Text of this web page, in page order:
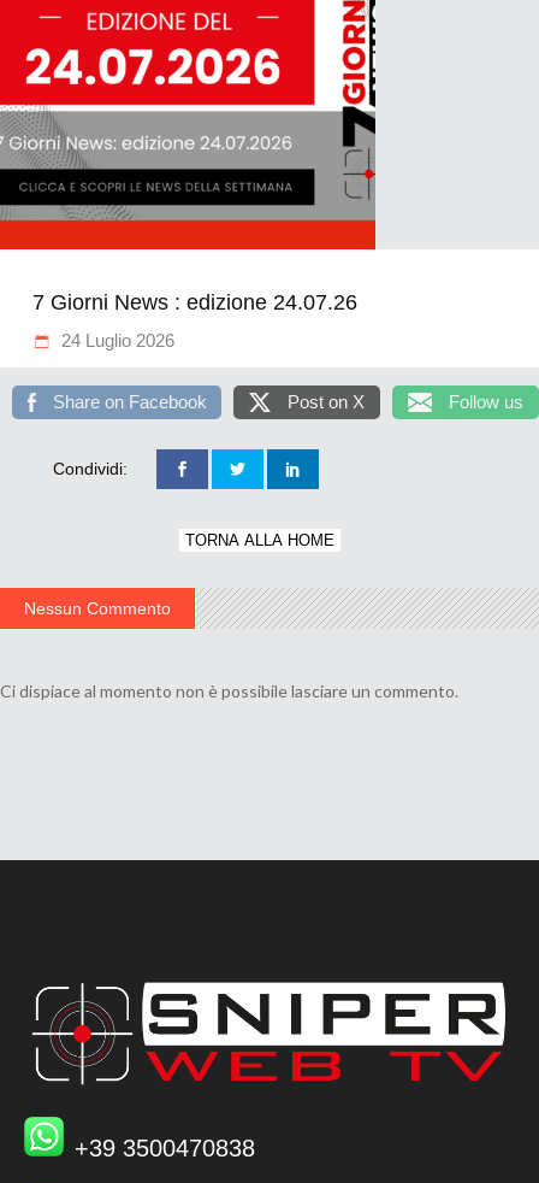
7 Giorni News : edizione 24.07.26
24 Luglio 2026
Share on Facebook Post on X Follow us
Condividi:
TORNA ALLA HOME
Nessun Commento
Ci dispiace al momento non è possibile lasciare un commento.
+39 3500470838